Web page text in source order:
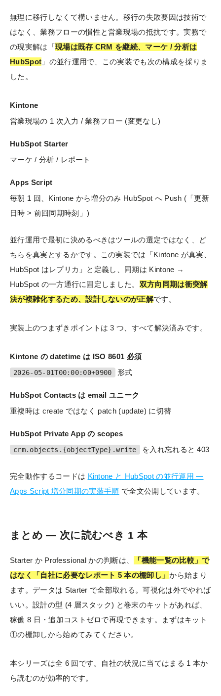
無理に移行しなくて構いません。移行の失敗要因は技術で
はなく、業務フローの慣性と営業現場の抵抗です。実務で
の現実解は「現場は既存 CRM を継続、マーケ / 分析は
HubSpot 」の並行運用で、この実装でも次の構成を採りま
した。
Kintone
営業現場の 1 次入力 / 業務フロー (変更なし)
HubSpot Starter
マーケ / 分析 / レポート
Apps Script
毎朝 1 回、Kintone から増分のみ HubSpot へ Push (「更新
日時 > 前回同期時刻」)
並行運用で最初に決めるべきはツールの選定ではなく、ど
ちらを真実とするかです。この実装では「Kintone が真実、
HubSpot はレプリカ」と定義し、同期は Kintone →
HubSpot の一方通行に固定しました。 双方向同期は衝突解
決が複雑化するため、設計しないのが正解です。
実装上のつまずきポイントは 3 つ、すべて解決済みです。
Kintone の datetime は ISO 8601 必須
2026-05-01T00:00:00+0900 形式
HubSpot Contacts は email ユニーク
重複時は create ではなく patch (update) に切替
HubSpot Private App の scopes
crm.objects.{objectType}.write を入れ忘れると 403
完全動作するコードは Kintone と HubSpot の並行運用 —
Apps Script 増分同期の実装手順 で全文公開しています。
まとめ — 次に読むべき 1 本
Starter か Professional かの判断は、
「機能一覧の比較」で
はなく「自社に必要なレポート 5 本の棚卸し」から始まり
ます。データは Starter で全部取れる。可視化は外でやれば
いい。設計の型 (4 層スタック) と巻末のキットがあれば、
稼働 8 日・追加コストゼロで再現できます。まずはキット
①の棚卸しから始めてみてください。
本シリーズは全 6 回です。自社の状況に当てはまる 1 本か
ら読むのが効率的です。